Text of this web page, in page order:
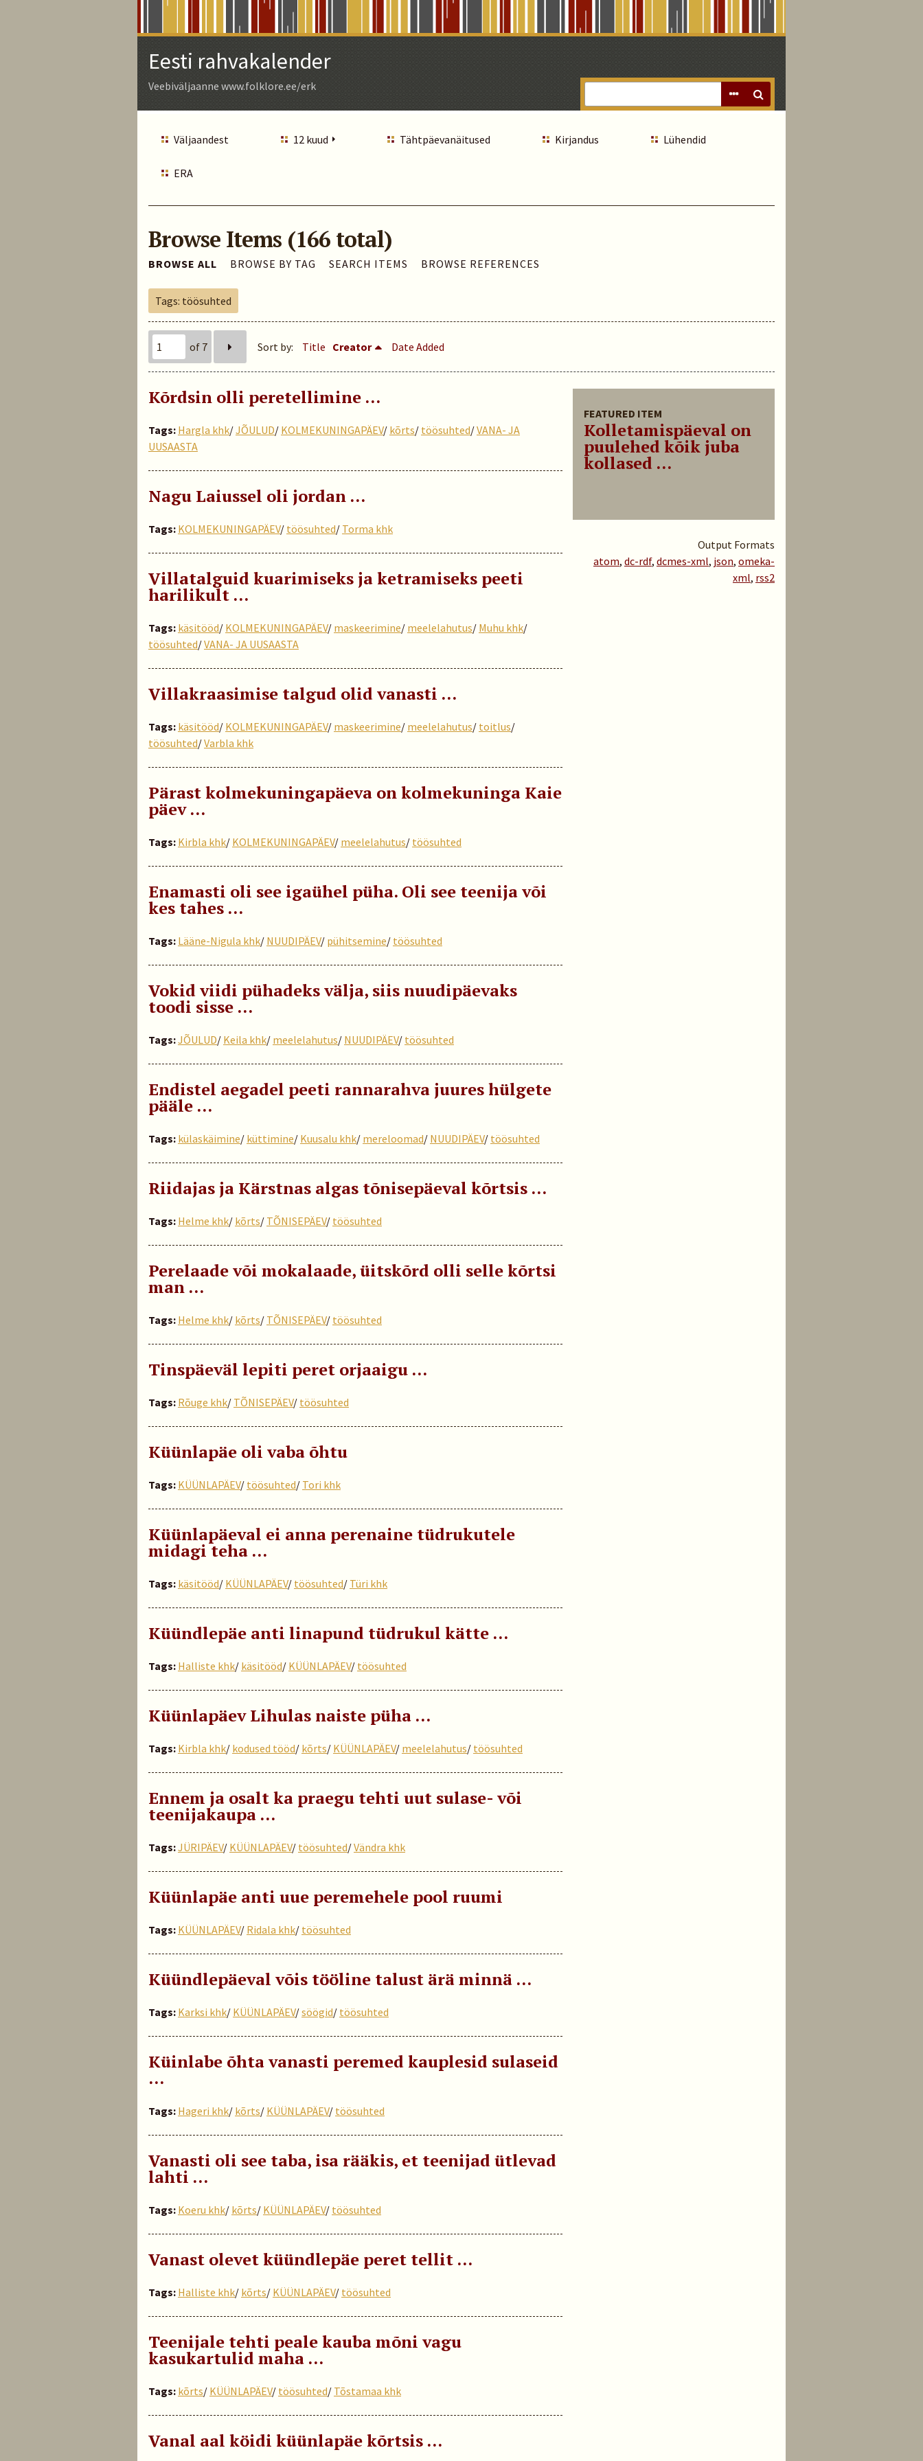
Eesti rahvakalender
Veebiväljaanne www.folklore.ee/erk
Väljaandest 12 kuud Tähtpäevanäitused Kirjandus Lühendid
ERA
Browse Items (166 total)
BROWSE ALL BROWSE BY TAG SEARCH ITEMS BROWSE REFERENCES
Tags: töösuhted
of 7 Sort by: Title Creator Date Added
FEATURED ITEM
Kolletamispäeval on
puulehed kõik juba
kollased ...
Kõrdsin olli peretellimine …
Tags: Hargla khk/JÕULUD/ KOLMEKUNINGAPÄEV/ kõrts/ töösuhted/VANA- JA
UUSAASTA
Nagu Laiussel oli jordan …
Tags: KOLMEKUNINGAPÄEV/ töösuhted/ Torma khk
Villatalguid kuarimiseks ja ketramiseks peeti
harilikult …
Tags: käsitööd/ KOLMEKUNINGAPÄEV/ maskeerimine/ meelelahutus/ Muhu khk/
töösuhted/VANA- JA UUSAASTA
Villakraasimise talgud olid vanasti ...
Tags: käsitööd/ KOLMEKUNINGAPÄEV/ maskeerimine/ meelelahutus/ toitlus/
töösuhted/Varbla khk
Pärast kolmekuningapäeva on kolmekuninga Kaie
päev …
Tags: Kirbla khk/ KOLMEKUNINGAPÄEV/ meelelahutus/ töösuhted
Enamasti oli see igaühel püha. Oli see teenija või
kes tahes …
Tags: Lääne-Nigula khk/ NUUDIPÄEV/ pühitsemine/ töösuhted
Vokid viidi pühadeks välja, siis nuudipäevaks
toodi sisse …
Tags:JÕULUD/ Keila khk/ meelelahutus/ NUUDIPÄEV/ töösuhted
Endistel aegadel peeti rannarahva juures hülgete
pääle …
Tags: külaskäimine/ küttimine/ Kuusalu khk/ mereloomad/ NUUDIPÄEV/ töösuhted
Riidajas ja Kärstnas algas tõnisepäeval kõrtsis …
Tags: Helme khk/ kõrts/ TÕNISEPÄEV/ töösuhted
Perelaade või mokalaade, üitskõrd olli selle kõrtsi
man …
Tags: Helme khk/ kõrts/ TÕNISEPÄEV/ töösuhted
Tinspäeväl lepiti peret orjaaigu …
Tags: Rõuge khk/ TÕNISEPÄEV/ töösuhted
Küünlapäe oli vaba õhtu
Tags: KÜÜNLAPÄEV/ töösuhted/ Tori khk
Küünlapäeval ei anna perenaine tüdrukutele
midagi teha …
Tags: käsitööd/ KÜÜNLAPÄEV/ töösuhted/ Türi khk
Küündlepäe anti linapund tüdrukul kätte ...
Tags: Halliste khk/ käsitööd/ KÜÜNLAPÄEV/ töösuhted
Küünlapäev Lihulas naiste püha …
Tags: Kirbla khk/ kodused tööd/ kõrts/ KÜÜNLAPÄEV/ meelelahutus/ töösuhted
Ennem ja osalt ka praegu tehti uut sulase- või
teenijakaupa …
Tags:JÜRIPÄEV/ KÜÜNLAPÄEV/ töösuhted/Vändra khk
Küünlapäe anti uue peremehele pool ruumi
Tags: KÜÜNLAPÄEV/ Ridala khk/ töösuhted
Küündlepäeval võis tööline talust ärä minnä …
Tags: Karksi khk/ KÜÜNLAPÄEV/söögid/ töösuhted
Küinlabe õhta vanasti peremed kauplesid sulaseid
…
Tags: Hageri khk/ kõrts/ KÜÜNLAPÄEV/ töösuhted
Vanasti oli see taba, isa rääkis, et teenijad ütlevad
lahti …
Tags: Koeru khk/ kõrts/ KÜÜNLAPÄEV/ töösuhted
Vanast olevet küündlepäe peret tellit …
Tags: Halliste khk/ kõrts/ KÜÜNLAPÄEV/ töösuhted
Teenijale tehti peale kauba mõni vagu
kasukartulid maha …
Tags: kõrts/ KÜÜNLAPÄEV/ töösuhted/ Tõstamaa khk
Vanal aal köidi küünlapäe kõrtsis …
Output Formats
atom, dc-rdf, dcmes-xml, json, omeka-
xml, rss2